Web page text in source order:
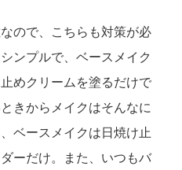
ので、こちらも対策が必
ンプルで、ベースメイク
めクリームを塗るだけで
きからメイクはそんなに
ベースメイクは日焼け止
だけ。また、いつもバ